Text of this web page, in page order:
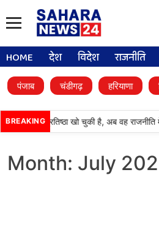
HOME देश विदेश राजनीति
पंजाब चंडीगढ़ हरियाणा
BREAKING
दल) अपनी प्रतिष्ठा खो चुकी है, अब वह
Month: July